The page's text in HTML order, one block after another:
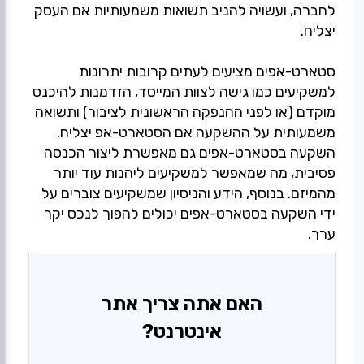
לחברה, ועשויה להניב תשואות משמעותיות אם העסק
סטארט-אפים מציעים לעתים קרובות יתרונות
למשקיעים כמו גישה לצוות המייסד, הזדמנות להיכנס
מוקדם (או לפני ההנפקה הראשונית לציבור) ותשואה
משמעותית על ההשקעה אם הסטארט-אפ יצליח.
השקעה בסטארט-אפים גם מאפשרת ליצור הכנסה
פסיבית, מה שמאפשר למשקיעים ליהנות עוד יותר
מהמיזם. בנוסף, הידע והניסיון שמשקיעים צוברים על
ידי השקעה בסטארט-אפים יכולים להפוך לנכס יקר
ערך.
האם אתה צריך אתר
אינטרנט?